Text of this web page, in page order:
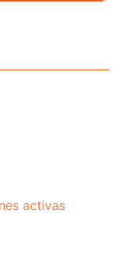
activas